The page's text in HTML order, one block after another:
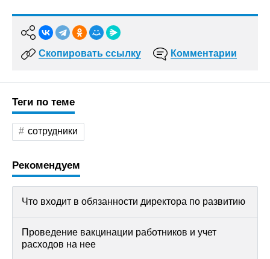
Скопировать ссылку Комментарии
Теги по теме
сотрудники
Рекомендуем
Что входит в обязанности директора по развитию
Проведение вакцинации работников и учет
расходов на нее